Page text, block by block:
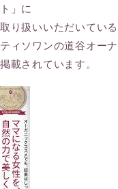
」に
り扱いいただいている
ィソワンの道谷オー
載されています。